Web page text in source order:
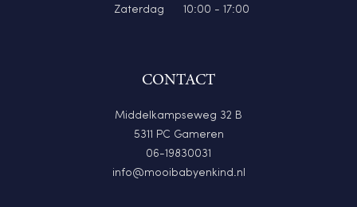
Zaterdag
10:00 - 17:00
CONTACT
Middelkampseweg 32 B
5311 PC Gameren
06-19830031
info@mooibabyenkind.nl